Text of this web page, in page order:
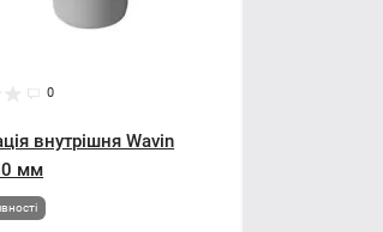
0
внутрішня Wavin
мм